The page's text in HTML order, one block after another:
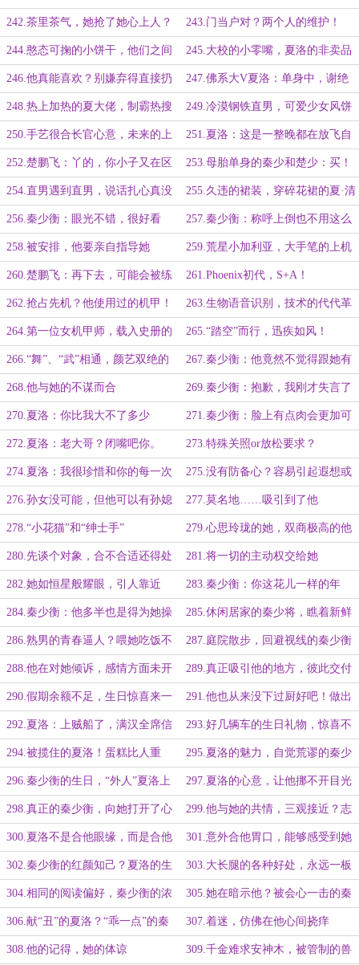
她说话 夫人
242.茶里茶气，她抢了她心上人？ 243.门当户对？两个人的维护！
244.憨态可掬的小饼干，他们之间
的默契
245.大校的小零嘴，夏洛的非卖品
246.他真能喜欢？别嫌弃得直接扔
了
247.佛系大V夏洛：单身中，谢绝
捆绑
248.热上加热的夏大佬，制霸热搜
榜！火爆全网！
249.冷漠钢铁直男，可爱少女风饼
干——奇妙反差感！
250.手艺很合长官心意，未来的上
司有口福
251.夏洛：这是一整晚都在放飞自
我吗？
252.楚鹏飞：丫的，你小子又在区
别对待！
253.母胎单身的秦少和楚少：买！
买！买！
254.直男遇到直男，说话扎心真没
边儿！
255.久违的裙装，穿碎花裙的夏·清
新·洛
256.秦少衡：眼光不错，很好看 257.秦少衡：称呼上倒也不用这么
客气
258.被安排，他要亲自指导她 259.荒星小加利亚，大手笔的上机
训练
260.楚鹏飞：再下去，可能会被练
废
261.Phoenix初代，S+A！
262.抢占先机？他使用过的机甲！ 263.生物语音识别，技术的代代革
新！
264.第一位女机甲师，载入史册的
闻人雅！
265.“踏空”而行，迅疾如风！
266.“舞”、“武”相通，颜艺双绝的
夏洛！
267.秦少衡：他竟然不觉得跟她有
代沟
268.他与她的不谋而合 269.秦少衡：抱歉，我刚才失言了
270.夏洛：你比我大不了多少 271.秦少衡：脸上有点肉会更加可
爱
272.夏洛：老大哥？闭嘴吧你。 273.特殊关照or放松要求？
274.夏洛：我很珍惜和你的每一次
训练
275.没有防备心？容易引起遐想或
误会？
276.孙女没可能，但他可以有孙媳
妇
277.莫名地……吸引到了他
278.“小花猫”和“绅士手” 279.心思玲珑的她，双商极高的他
280.先谈个对象，合不合适还得处
处看
281.将一切的主动权交给她
282.她如恒星般耀眼，引人靠近 283.秦少衡：你这花儿一样的年
纪，可不能折在我手里
284.秦少衡：他多半也是得为她操
心的
285.休闲居家的秦少将，瞧着新鲜
286.熟男的青春逼人？喂她吃饭不
合适！
287.庭院散步，回避视线的秦少衡
288.他在对她倾诉，感情方面未开
窍的夏洛
289.真正吸引他的地方，彼此交付
的信任
290.假期余额不足，生日惊喜来一
份？
291.他也从来没下过厨好吧！做出
来的东西能吃？
292.夏洛：上贼船了，满汉全席信
手拈来？
293.好几辆车的生日礼物，惊喜不
起来了？！
294.被揽住的夏洛！蛋糕比人重
要？
295.夏洛的魅力，自觉荒谬的秦少
衡！
296.秦少衡的生日，“外人”夏洛上
桌
297.夏洛的心意，让他挪不开目光
298.真正的秦少衡，向她打开了心
扉
299.他与她的共情，三观接近？志
趣相投？
300.夏洛不是合他眼缘，而是合他
心意
301.意外合他胃口，能够感受到她
的用心
302.秦少衡的红颜知己？夏洛的生
日礼物！
303.大长腿的各种好处，永远一板
一眼的夏洛
304.相同的阅读偏好，秦少衡的浓
厚兴趣
305.她在暗示他？被会心一击的秦
少衡！
306.献“丑”的夏洛？“乖一点”的秦
少衡？
307.着迷，仿佛在他心间挠痒
308.他的记得，她的体谅 309.千金难求安神木，被管制的兽